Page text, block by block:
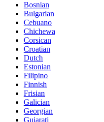
Bosnian
Bulgarian
Cebuano
Chichewa
Corsican
Croatian
Dutch
Estonian
Filipino
Finnish
Frisian
Galician
Georgian
Gujarati